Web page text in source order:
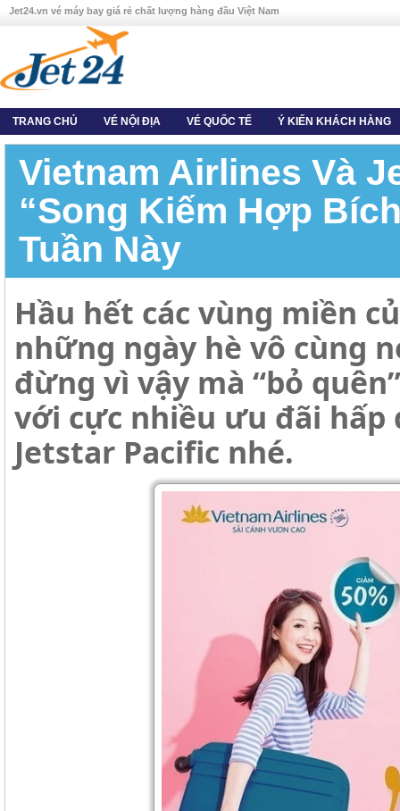
Jet24.vn vé máy bay giá rẻ chất lượng hàng đầu Việt Nam
TRANG CHỦ VÉ NỘI ĐỊA VÉ QUỐC TẾ Ý KIẾN KHÁCH HÀNG
Vietnam Airlines Và
“song Kiếm Hợp
Tuần Này
Hầu hết các vùng miền
những ngày hè vô cùng
đừng vì vậy mà “bỏ
với cực nhiều ưu đãi
Jetstar Pacific nhé.